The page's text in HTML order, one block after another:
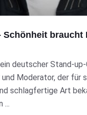
Schönheit braucht
deutscher Stand-up-
Moderator, der für
schlagfertige Art
...